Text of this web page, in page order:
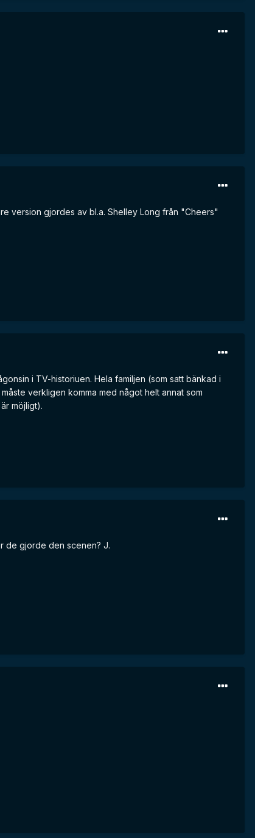
version gjordes av bl.a. Shelley Long från "Cheers"
i TV-historiuen. Hela familjen (som satt bänkad i
verkligen komma med något helt annat som
möjligt).
de gjorde den scenen? J.